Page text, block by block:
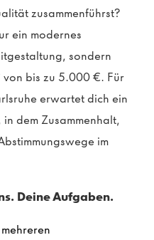
zusammenführst?
ein modernes
sondern
bis zu 5.000 €. Für
erwartet dich ein
dem Zusammenhalt,
im
Deine Aufgaben.